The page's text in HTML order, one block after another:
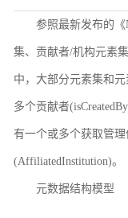
参照最新发布的
集、贡献者/机构元素
中，大部分元素集和
多个贡献者
有一个或多个获取管理
(AffiliatedInstitution)。
元数据结构模型